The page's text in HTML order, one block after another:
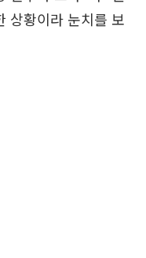
상황이라 눈치를 보